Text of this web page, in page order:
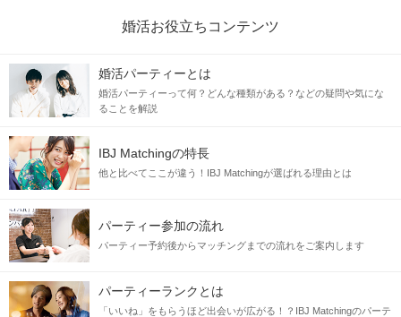
婚活お役立ちコンテンツ
婚活パーティーとは
婚活パーティーって何？どんな種類がある？などの疑問や気にな
ることを解説
IBJ Matchingの特長
他と比べてここが違う！IBJ Matchingが選ばれる理由とは
パーティー参加の流れ
パーティー予約後からマッチングまでの流れをご案内します
パーティーランクとは
「いいね」をもらうほど出会いが広がる！？IBJ Matchingのパーテ